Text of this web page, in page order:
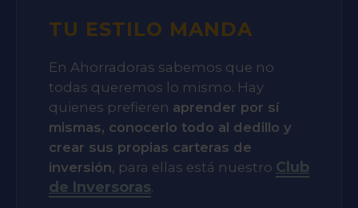
TU ESTILO MANDA
En Ahorradoras sabemos que no
todas queremos lo mismo. Hay
quienes prefieren aprender por sí
mismas, conocerlo todo al dedillo y
crear sus propias carteras de
inversión, para ellas está nuestro Club
de Inversoras.